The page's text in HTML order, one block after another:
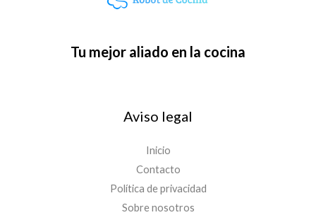
Tu mejor aliado en la cocina
Aviso legal
Inicio
Contacto
Política de privacidad
Sobre nosotros